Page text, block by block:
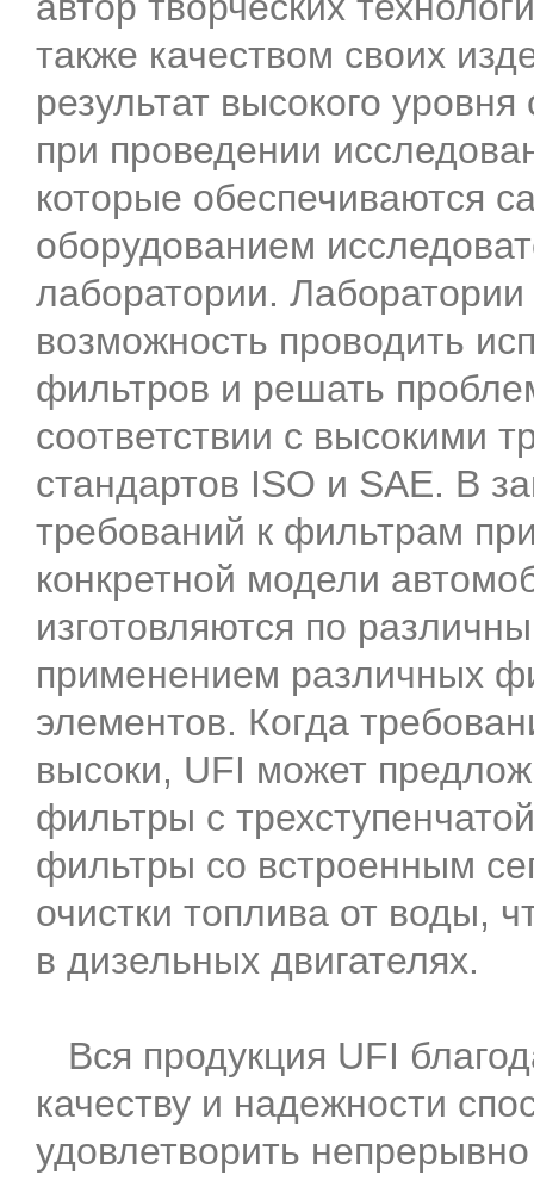
также качеством своих
результат высокого уровня
при проведении
которые обеспечиваются
оборудованием
лаборатории.
возможность проводить
фильтров и решать
соответствии с высокими
стандартов ISO и SAE. В
требований к фильтрам
конкретной модели
изготовляются по
применением различных
элементов. Когда
высоки, UFI может
фильтры с
фильтры со встроенным
очистки топлива от воды,
в дизельных двигателях.
Вся продукция UFI
качеству и надежности
удовлетворить